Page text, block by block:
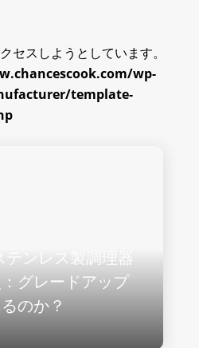
セスしようとしています。
wp-
template-
テンレス製調理器
グレードアップ
のか？